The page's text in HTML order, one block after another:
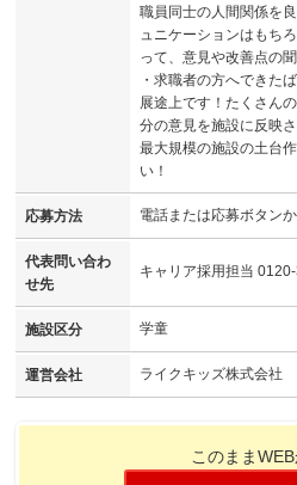
職員同士の人間関係を
ュニケーションはもち
って、意見や改善点の
・求職者の方へできた
展途上です！たくさん
分の意見を施設に反映
最大規模の施設の土台
い！
応募方法 電話または応募ボタン
代表問い合わ
せ先
キャリア採用担当
施設区分 学童
運営会社 ライクキッズ株式会社
このままWEB